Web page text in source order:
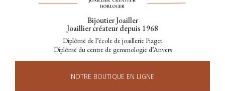
Bijoutier Joailler
Joaillier créateur depuis 1968
Diplômé de l’école de joaillerie Piaget
Diplômé du centre de gemmologie d’Anvers
NOTRE BOUTIQUE EN LIGNE